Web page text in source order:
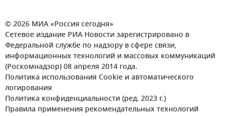
© 2026 МИА «Россия сегодня»
Сетевое издание РИА Новости зарегистрировано в
Федеральной службе по надзору в сфере связи,
информационных технологий и массовых коммуникаций
(Роскомнадзор) 08 апреля 2014 года.
Политика использования Cookie и автоматического
логирования
Политика конфиденциальности (ред. 2023 г.)
Правила применения рекомендательных технологий